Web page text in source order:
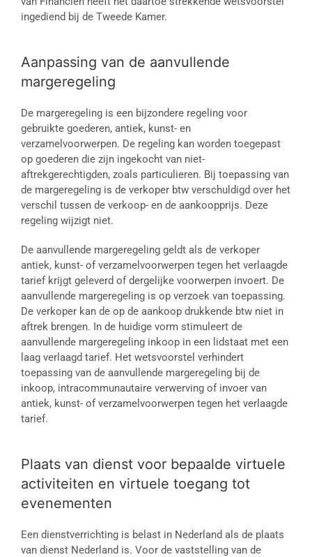
ingediend bij de Tweede Kamer.
Aanpassing van de aanvullende
margeregeling
De margeregeling is een bijzondere regeling voor
gebruikte goederen, antiek, kunst- en
verzamelvoorwerpen. De regeling kan worden toegepast
op goederen die zijn ingekocht van niet-
aftrekgerechtigden, zoals particulieren. Bij toepassing van
de margeregeling is de verkoper btw verschuldigd over het
verschil tussen de verkoop- en de aankoopprijs. Deze
regeling wijzigt niet.
De aanvullende margeregeling geldt als de verkoper
antiek, kunst- of verzamelvoorwerpen tegen het verlaagde
tarief krijgt geleverd of dergelijke voorwerpen invoert. De
aanvullende margeregeling is op verzoek van toepassing.
De verkoper kan de op de aankoop drukkende btw niet in
aftrek brengen. In de huidige vorm stimuleert de
aanvullende margeregeling inkoop in een lidstaat met een
laag verlaagd tarief. Het wetsvoorstel verhindert
toepassing van de aanvullende margeregeling bij de
inkoop, intracommunautaire verwerving of invoer van
antiek, kunst- of verzamelvoorwerpen tegen het verlaagde
tarief.
Plaats van dienst voor bepaalde virtuele
activiteiten en virtuele toegang tot
evenementen
Een dienstverrichting is belast in Nederland als de plaats
van dienst Nederland is. Voor de vaststelling van de